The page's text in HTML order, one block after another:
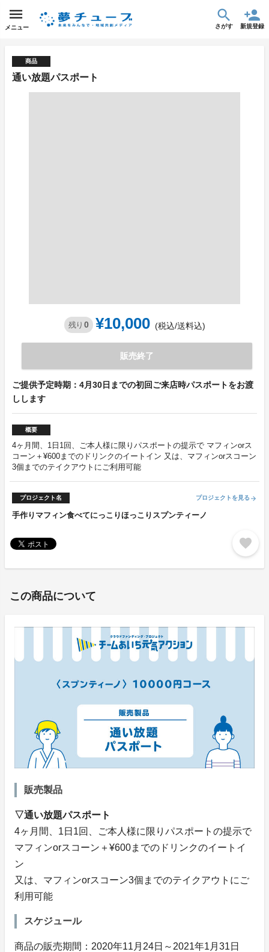
メニュー さがす 新規登録
商品
通い放題パスポート
残り 0 ¥10,000 (税込/送料込)
販売終了
ご提供予定時期：4月30日までの初回ご来店時パスポートをお渡
しします
概要
4ヶ月間、1日1回、ご本人様に限りパスポートの提示で マフィンorス
コーン＋¥600までのドリンクのイートイン 又は、マフィンorスコーン
3個までのテイクアウトにご利用可能
プロジェクト名 プロジェクトを見る arrow_forward
手作りマフィン食べてにっこりほっこりスプンティーノ
favorite
この商品について
販売製品
▽通い放題パスポート
4ヶ月間、1日1回、ご本人様に限りパスポートの提示で
マフィンorスコーン＋¥600までのドリンクのイートイ
ン
又は、マフィンorスコーン3個までのテイクアウトにご
利用可能
スケジュール
商品の販売期間：2020年11月24日～2021年1月31日